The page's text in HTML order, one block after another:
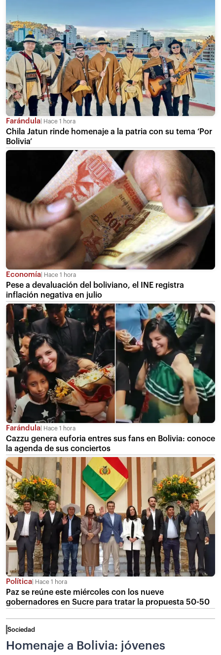
Farándula Hace 1 hora
Chila Jatun rinde homenaje a la patria con su tema ‘Por
Bolivia’
Economía Hace 1 hora
Pese a devaluación del boliviano, el INE registra
inflación negativa en julio
Farándula Hace 1 hora
Cazzu genera euforia entres sus fans en Bolivia: conoce
la agenda de sus conciertos
Política Hace 1 hora
Paz se reúne este miércoles con los nueve
gobernadores en Sucre para tratar la propuesta 50-50
Sociedad
Homenaje a Bolivia: jóvenes